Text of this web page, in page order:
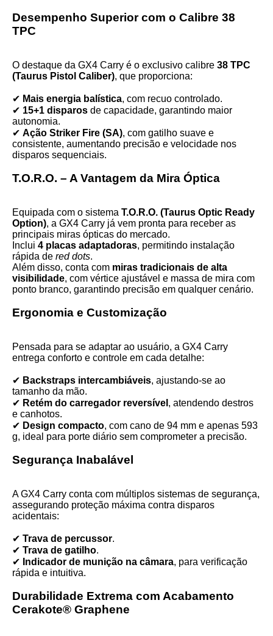
Desempenho Superior com o Calibre 38
TPC
O destaque da GX4 Carry é o exclusivo calibre 38 TPC
(Taurus Pistol Caliber), que proporciona:
✔ Mais energia balística, com recuo controlado.
✔ 15+1 disparos de capacidade, garantindo maior
autonomia.
✔ Ação Striker Fire (SA), com gatilho suave e
consistente, aumentando precisão e velocidade nos
disparos sequenciais.
T.O.R.O. – A Vantagem da Mira Óptica
Equipada com o sistema T.O.R.O. (Taurus Optic Ready
Option), a GX4 Carry já vem pronta para receber as
principais miras ópticas do mercado.
Inclui 4 placas adaptadoras, permitindo instalação
rápida de red dots.
Além disso, conta com miras tradicionais de alta
visibilidade, com vértice ajustável e massa de mira com
ponto branco, garantindo precisão em qualquer cenário.
Ergonomia e Customização
Pensada para se adaptar ao usuário, a GX4 Carry
entrega conforto e controle em cada detalhe:
✔ Backstraps intercambiáveis, ajustando-se ao
tamanho da mão.
✔ Retém do carregador reversível , atendendo destros
e canhotos.
✔ Design compacto, com cano de 94 mm e apenas 593
g, ideal para porte diário sem comprometer a precisão.
Segurança Inabalável
A GX4 Carry conta com múltiplos sistemas de segurança,
assegurando proteção máxima contra disparos
acidentais:
✔ Trava de percussor.
✔ Trava de gatilho.
✔ Indicador de munição na câmara, para verificação
rápida e intuitiva.
Durabilidade Extrema com Acabamento
Cerakote® Graphene